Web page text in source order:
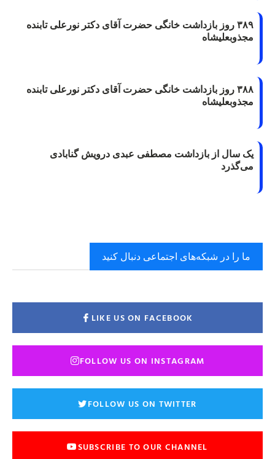
۳۸۹ روز بازداشت خانگی حضرت آقای دکتر نورعلی تابنده
مجذوبعلیشاه
۳۸۸ روز بازداشت خانگی حضرت آقای دکتر نورعلی تابنده
مجذوبعلیشاه
یک سال از بازداشت مصطفی عبدی درویش گنابادی
می‌گذرد
ما را در شبکه‌های اجتماعی دنبال کنید
LIKE US ON FACEBOOK
FOLLOW US ON INSTAGRAM
FOLLOW US ON TWITTER
SUBSCRIBE TO OUR CHANNEL